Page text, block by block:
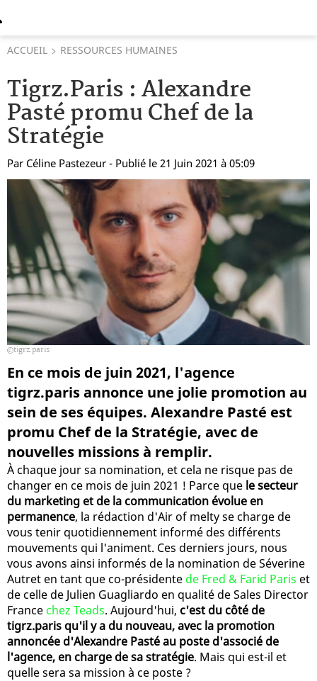
ACCUEIL RESSOURCES HUMAINES
Tigrz.Paris : Alexandre
Pasté promu Chef de la
Stratégie
Par Céline Pastezeur - Publié le 21 Juin 2021 à 05:09
tigrz.paris
En ce mois de juin 2021, l'agence
tigrz.paris annonce une jolie promotion au
sein de ses équipes. Alexandre Pasté est
promu Chef de la Stratégie, avec de
nouvelles missions à remplir.
À chaque jour sa nomination, et cela ne risque pas de
changer en ce mois de juin 2021 ! Parce que le secteur
du marketing et de la communication évolue en
permanence, la rédaction d'Air of melty se charge de
vous tenir quotidiennement informé des différents
mouvements qui l'animent. Ces derniers jours, nous
vous avons ainsi informés de la nomination de Séverine
Autret en tant que co-présidente de Fred & Farid Paris et
de celle de Julien Guagliardo en qualité de Sales Director
France chez Teads. Aujourd'hui, c'est du côté de
tigrz.paris qu'il y a du nouveau, avec la promotion
annoncée d'Alexandre Pasté au poste d'associé de
l'agence, en charge de sa stratégie. Mais qui est-il et
quelle sera sa mission à ce poste ?